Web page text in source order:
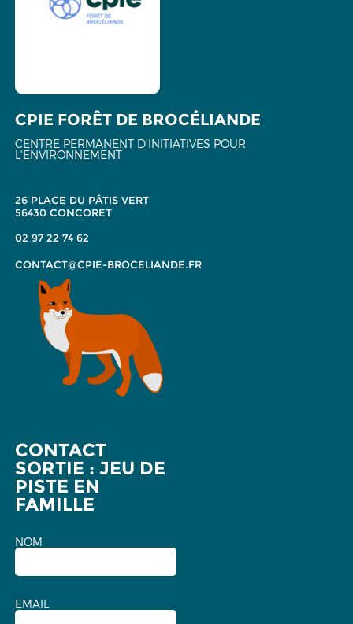
CPIE FORÊT DE BROCÉLIANDE
CENTRE PERMANENT D'INITIATIVES POUR
L'ENVIRONNEMENT
26 PLACE DU PÂTIS VERT
56430 CONCORET
02 97 22 74 62
CONTACT@CPIE-BROCELIANDE.FR
CONTACT
SORTIE : JEU DE
PISTE EN
FAMILLE
NOM
EMAIL